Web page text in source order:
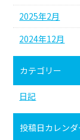
2025年2月
2024年12月
カテゴリー
日記
投稿日カレンダ